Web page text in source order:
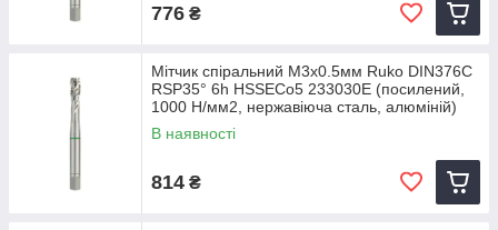
776 ₴
Мітчик спіральний M3х0.5мм Ruko DIN376C
RSP35° 6h HSSECo5 233030E (посилений,
1000 Н/мм2, нержавіюча сталь, алюміній)
В наявності
814 ₴